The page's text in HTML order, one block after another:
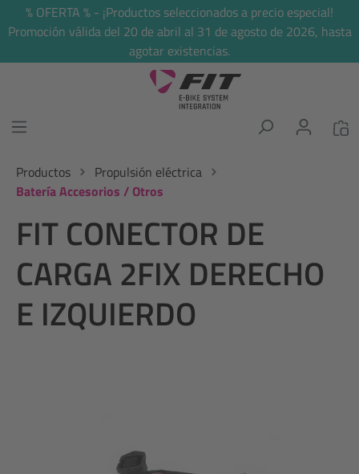
principal
% OFERTA % - ¡Productos seleccionados a precio especial!
Promoción válida del 20 de abril al 31 de agosto de 2026, hasta
agotar existencias.
Productos
Propulsión eléctrica
Batería Accesorios / Otros
FIT CONECTOR DE
CARGA 2FIX DERECHO
E IZQUIERDO